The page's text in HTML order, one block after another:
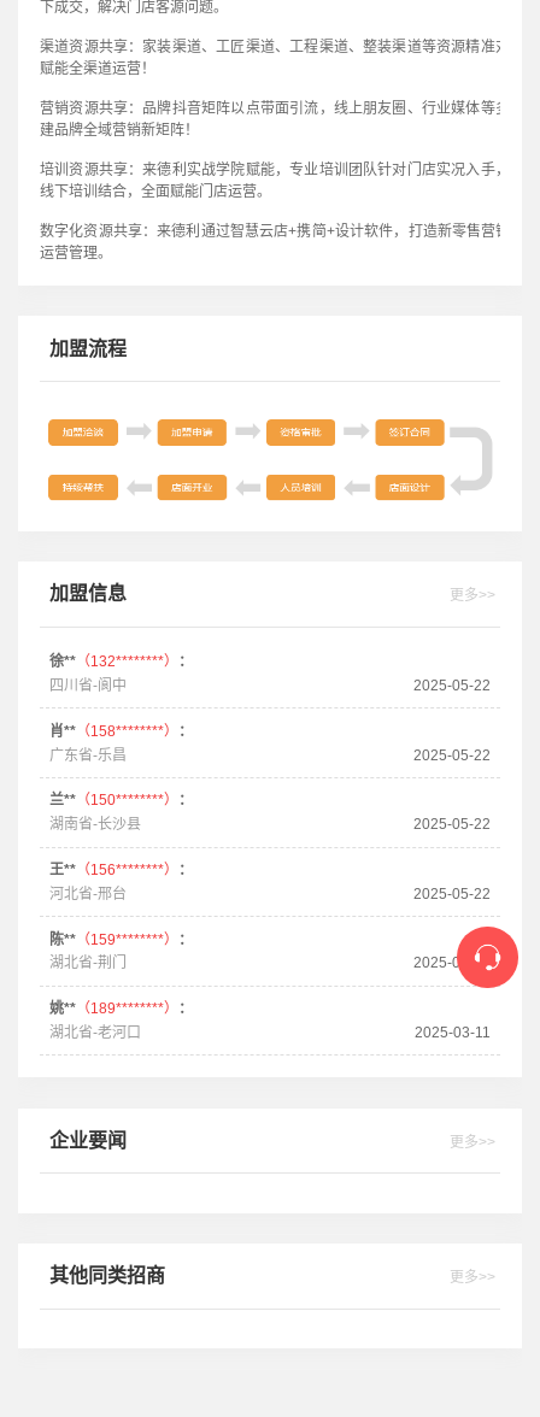
下成交，解决门店客源问题。
渠道资源共享：家装渠道、工匠渠道、工程渠道、整装渠道等资源精准对接
赋能全渠道运营！
营销资源共享：品牌抖音矩阵以点带面引流，线上朋友圈、行业媒体等多渠
建品牌全域营销新矩阵！
培训资源共享：来德利实战学院赋能，专业培训团队针对门店实况入手，制
线下培训结合，全面赋能门店运营。
数字化资源共享：来德利通过智慧云店+携简+设计软件，打造新零售营销体
运营管理。
加盟流程
加盟信息 更多>>
徐**（132********）
：
四川省-阆中
2025-05-22
肖**（158********）
：
广东省-乐昌
2025-05-22
兰**（150********）
：
湖南省-长沙县
2025-05-22
王**（156********）
：
河北省-邢台
2025-05-22
陈**（159********）
：
湖北省-荆门
2025-03-20
姚**（189********）
：
湖北省-老河口
2025-03-11
企业要闻 更多>>
其他同类招商 更多>>